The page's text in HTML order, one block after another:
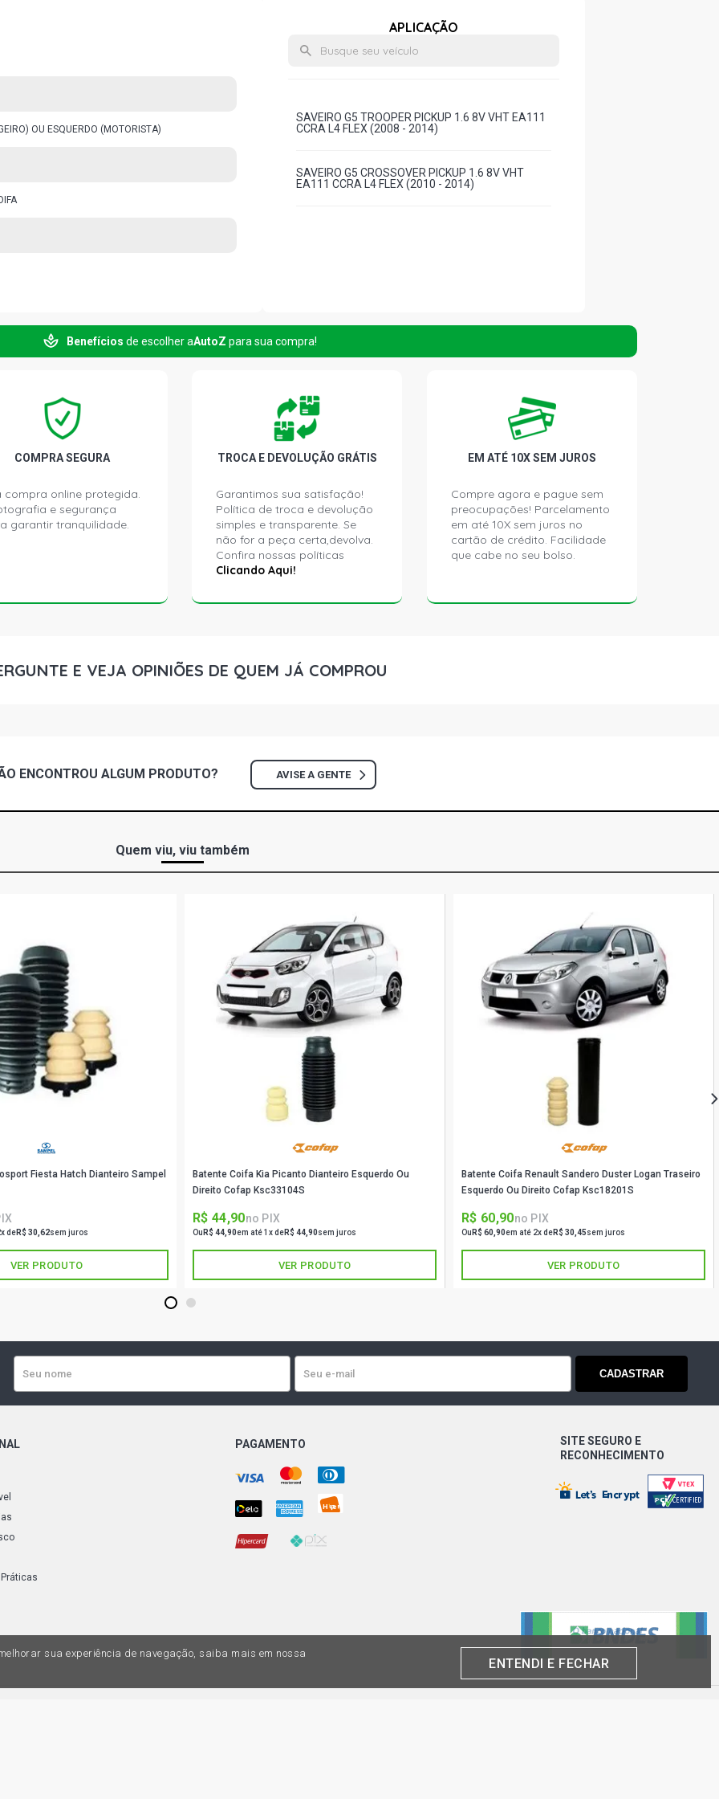
OU ESQUERDO (MOTORISTA)
APLICAÇÃO
SAVEIRO G5 TROOPER PICKUP 1.6 8V VHT EA111
CCRA L4 FLEX (2008 - 2014)
SAVEIRO G5 CROSSOVER PICKUP 1.6 8V VHT
EA111 CCRA L4 FLEX (2010 - 2014)
Benefícios de escolher aAutoZ para sua compra!
COMPRA SEGURA
compra online protegida.
e segurança
garantir tranquilidade.
TROCA E DEVOLUÇÃO GRÁTIS
Garantimos sua satisfação!
Política de troca e devolução
simples e transparente. Se
não for a peça certa,devolva.
Confira nossas políticas
Clicando Aqui!
EM ATÉ 10X SEM JUROS
Compre agora e pague sem
preocupações! Parcelamento
em até 10X sem juros no
cartão de crédito. Facilidade
que cabe no seu bolso.
E VEJA OPINIÕES DE QUEM JÁ COMPROU
ENCONTROU ALGUM PRODUTO? AVISE A GENTE
Quem viu, viu também
Fiesta Hatch Dianteiro Sampel
deR$ 30,62sem juros
VER PRODUTO
Batente Coifa Kia Picanto Dianteiro Esquerdo Ou
Direito Cofap Ksc33104S
R$ 44,90no PIX
Ou R$ 44,90em até 1x deR$ 44,90sem juros
VER PRODUTO
Batente Coifa Renault Sandero Duster Logan Traseiro
Esquerdo Ou Direito Cofap Ksc18201S
R$ 60,90no PIX
Ou R$ 60,90em até 2x deR$ 30,45sem juros
VER PRODUTO
1 2
CADASTRAR
PAGAMENTO
SITE SEGURO E
RECONHECIMENTO
sua experiência de navegação, saiba mais em nossa
ENTENDI E FECHAR